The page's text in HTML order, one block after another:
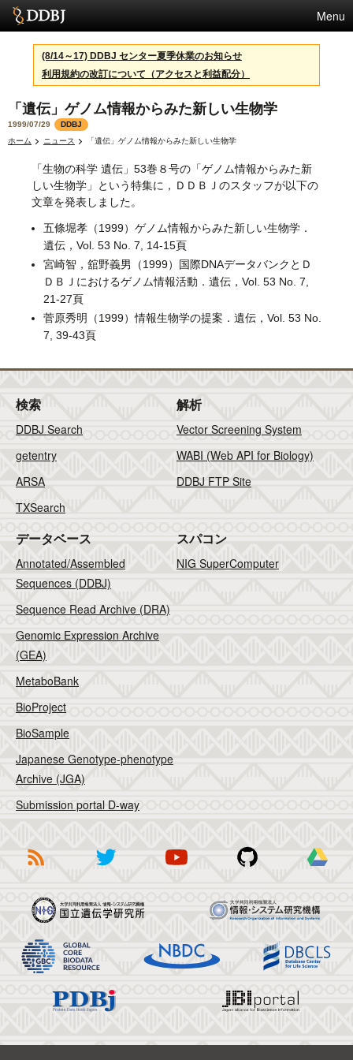
Menu
サービス
スパコン
統計
活動
センターについて
利用規約
問合せ
(8/14～17) DDBJ センター夏季休業のお知らせ
利用規約の改訂について（アクセスと利益配分）
「遺伝」ゲノム情報からみた新しい生物学
1999/07/29
DDBJ
ホーム
ニュース 「遺伝」ゲノム情報からみた新しい生物学
「生物の科学 遺伝」53巻８号の「ゲノム情報からみた新
しい生物学」という特集に，ＤＤＢＪのスタッフが以下の
文章を発表しました。
五條堀孝（1999）ゲノム情報からみた新しい生物学．
遺伝，Vol. 53 No. 7, 14-15頁
宮崎智，舘野義男（1999）国際DNAデータバンクとＤ
ＤＢＪにおけるゲノム情報活動．遺伝，Vol. 53 No. 7,
21-27頁
菅原秀明（1999）情報生物学の提案．遺伝，Vol. 53 No.
7, 39-43頁
検索
DDBJ Search
getentry
ARSA
TXSearch
解析
Vector Screening System
WABI (Web API for Biology)
DDBJ FTP Site
データベース
Annotated/Assembled
Sequences (DDBJ)
Sequence Read Archive (DRA)
Genomic Expression Archive
(GEA)
MetaboBank
BioProject
BioSample
Japanese Genotype-phenotype
Archive (JGA)
Submission portal D-way
スパコン
NIG SuperComputer